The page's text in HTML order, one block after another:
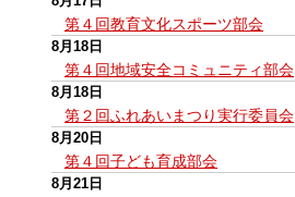
第４回教育文化スポーツ部会
8月18日
第４回地域安全コミュニティ部会
8月18日
第２回ふれあいまつり実行委員会
8月20日
第４回子ども育成部会
8月21日